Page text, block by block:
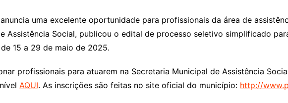
uma excelente oportunidade para profissionais da área de
Assistência Social, publicou o edital de processo seletivo simplificado
15 a 29 de maio de 2025.
profissionais para atuarem na Secretaria Municipal de Assistência
AQUI. As inscrições são feitas no site oficial do município: http://